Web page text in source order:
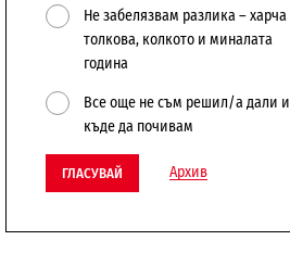
Не забелязвам разлика – харча
толкова, колкото и миналата
година
Все още не съм решил/а дали и
къде да почивам
ГЛАСУВАЙ Архив